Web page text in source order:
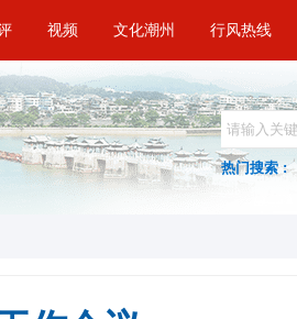
视频 文化潮州 行风热线
热门搜索 :